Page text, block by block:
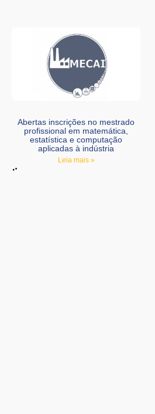
Abertas inscrições no mestrado
profissional em matemática,
estatística e computação
aplicadas à indústria
Leia mais »